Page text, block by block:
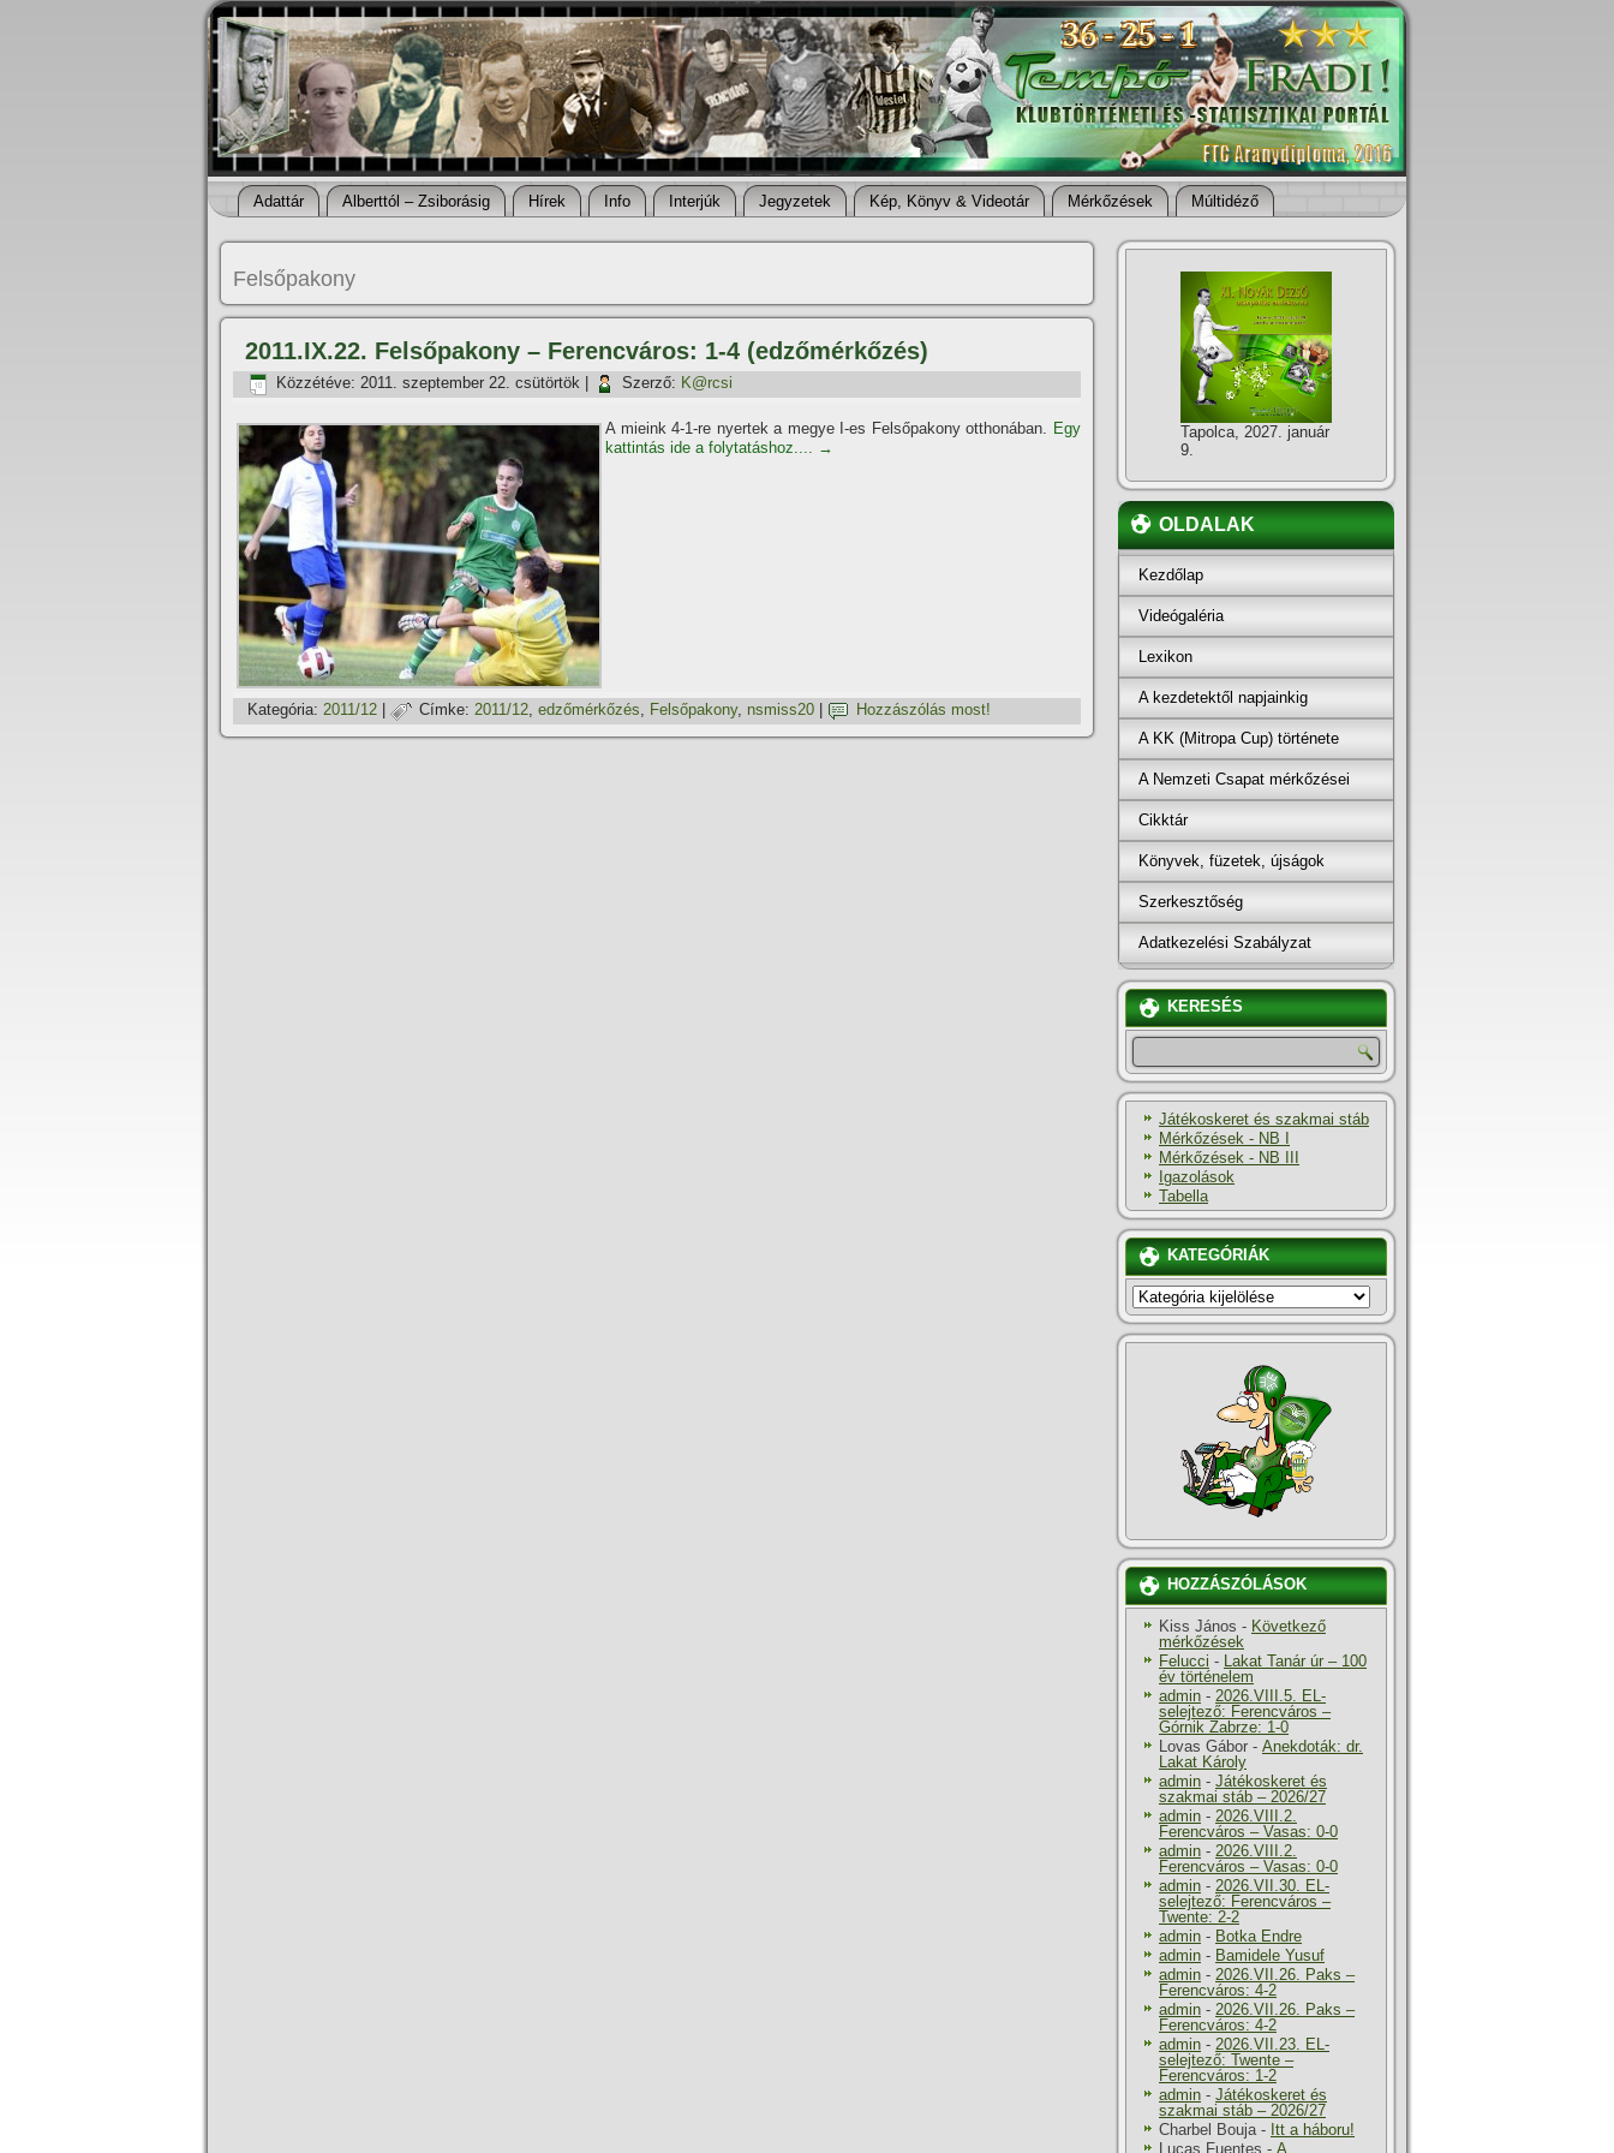
Adattár Alberttól – Zsiborásig Hí­rek Info Interjúk Jegyzetek Kép, Könyv & Videotár Mérkőzések Múltidéző
Felsőpakony
2011.IX.22. Felsőpakony – Ferencváros: 1-4 (edzőmérkőzés)
Közzétéve: 2011. szeptember 22. csütörtök Szerző: K@rcsi
A mieink 4-1-re nyertek a megye I-es Felsőpakony otthonában. Egy
kattintás ide a folytatáshoz.... →
Kategória: 2011/12 Címke: 2011/12, edzőmérkőzés, Felsőpakony, nsmiss20 Hozzászólás most!
Tapolca, 2027. január
9.
OLDALAK
Kezdőlap
Videógaléria
Lexikon
A kezdetektől napjainkig
A KK (Mitropa Cup) története
A Nemzeti Csapat mérkőzései
Cikktár
Könyvek, füzetek, újságok
Szerkesztőség
Adatkezelési Szabályzat
KERESÉS
Játékoskeret és szakmai stáb
Mérkőzések - NB I
Mérkőzések - NB III
Igazolások
Tabella
KATEGÓRIÁK
KATEGÓRIÁK
HOZZÁSZÓLÁSOK
Kiss János - Következő
mérkőzések
Felucci - Lakat Tanár úr – 100
év történelem
admin - 2026.VIII.5. EL-
selejtező: Ferencváros –
Górnik Zabrze: 1-0
Lovas Gábor - Anekdoták: dr.
Lakat Károly
admin - Játékoskeret és
szakmai stáb – 2026/27
admin - 2026.VIII.2.
Ferencváros – Vasas: 0-0
admin - 2026.VIII.2.
Ferencváros – Vasas: 0-0
admin - 2026.VII.30. EL-
selejtező: Ferencváros –
Twente: 2-2
admin - Botka Endre
admin - Bamidele Yusuf
admin - 2026.VII.26. Paks –
Ferencváros: 4-2
admin - 2026.VII.26. Paks –
Ferencváros: 4-2
admin - 2026.VII.23. EL-
selejtező: Twente –
Ferencváros: 1-2
admin - Játékoskeret és
szakmai stáb – 2026/27
Charbel Bouja- Itt a háboru!
Lucas Fuentes - A